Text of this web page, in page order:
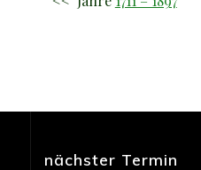
nächster Termin